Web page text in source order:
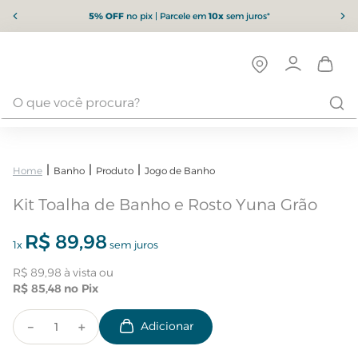
5% OFFno pix | Parcele em10xsem juros*
Banho Produto Jogo de Banho
Kit Toalha de Banho e Rosto Yuna Grão
1x R$ 89,98 sem juros
R$ 89,98
R$ 85,48
＋
－